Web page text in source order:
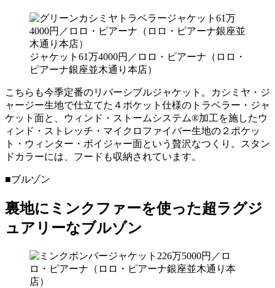
ジャケット61万4000円／ロロ・ピアーナ（ロロ・
ピアーナ銀座並木通り本店）
こちらも今季定番のリバーシブルジャケット。カシミヤ・ジ
ャージー生地で仕立てた４ポケット仕様のトラベラー・ジャ
ケット面と、ウィンド・ストームシステム®加工を施したウ
ィンド・ストレッチ・マイクロファイバー生地の２ポケッ
ト・ウィンター・ボイジャー面という贅沢なつくり。スタン
ドカラーには、フードも収納されています。
■ブルゾン
裏地にミンクファーを使った超ラグジ
ュアリーなブルゾン